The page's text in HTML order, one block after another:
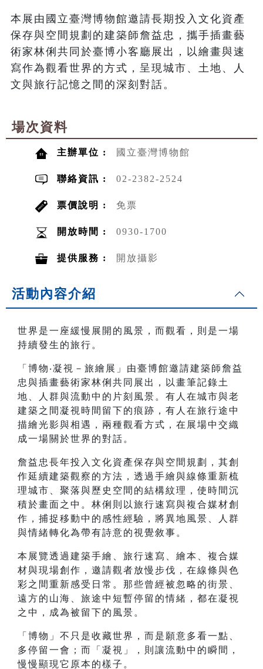
本展由國立臺灣博物館邀請長期投入文化資產
保存與空間規劃的建築師詹益忠，攜手插畫藝
術家林俐共同於臺博小客廳展出，以繪畫與速
寫作為觀看世界的方式，呈現城市、土地、人
文與旅行記憶之間的深刻對話。
場次資料
主辦單位 : 國立臺灣博物館
聯絡資訊 : 02-2382-2524
票價說明 : 免票
開放時間 : 0930-1700
提供服務 : 開放攝影
活動內容介紹
世界是一座緩慢展開的風景，而觀看，則是一場
持續發生的旅行。
「博物‧凝視－旅繪展」由臺博館邀請建築師詹益
忠與插畫藝術家林俐共同展出，以畫筆記錄土
地、人群與流動中的片刻風景。有人在城市與老
建築之間凝視時間留下的痕跡，有人在旅行途中
描繪光影與相遇，兩種觀看方式，在展場中交織
成一場關於世界的對話。
詹益忠長年投入文化資產保存與空間規劃，其創
作延續建築觀察的方法，透過手繪與線條重新梳
理城市、聚落與歷史空間的結構紋理，使時間沉
積於畫面之中。林俐則以旅行速寫與複合媒材創
作，捕捉移動中的感性經驗，將異地風景、人群
與情緒轉化為帶有詩意的視覺敘事。
本展覽透過建築手繪、旅行速寫、繪本、複合媒
材與現場創作，邀請觀者放慢步伐，在線條與色
彩之間重新感受日常。那些曾經被忽略的街景、
遠方的山海、旅途中短暫停留的情緒，都在凝視
之中，成為被留下的風景。
「博物」不只是收藏世界，而是願意多看一點、
多停留一會；而「凝視」，則讓流動中的瞬間，
慢慢顯現它原本的樣子。